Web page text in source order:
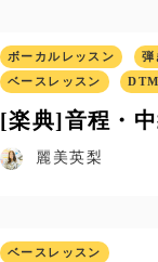
ボーカルレッスン 弾
ベースレッスン
[楽典]音程・
麗美英梨
ベースレッスン